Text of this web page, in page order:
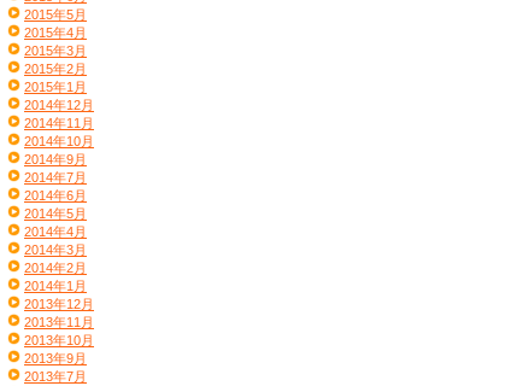
2015年5月
2015年4月
2015年3月
2015年2月
2015年1月
2014年12月
2014年11月
2014年10月
2014年9月
2014年7月
2014年6月
2014年5月
2014年4月
2014年3月
2014年2月
2014年1月
2013年12月
2013年11月
2013年10月
2013年9月
2013年7月